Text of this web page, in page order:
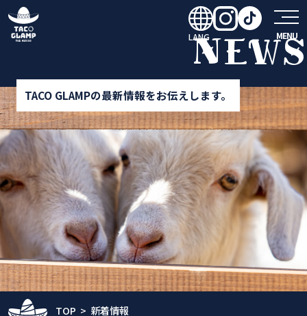
MENU
LANG
NEWS
TACO GLAMPの最新情報をお伝えします。
TOP 新着情報